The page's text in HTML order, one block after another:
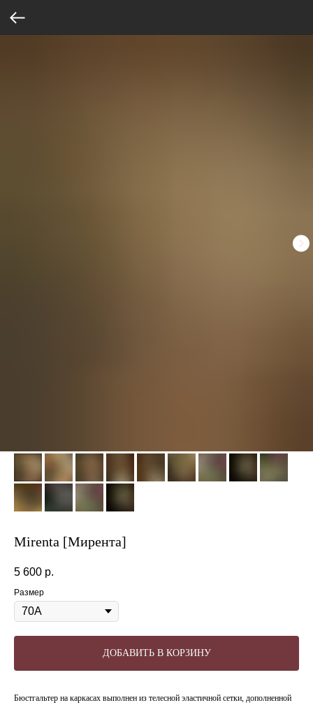
Mirenta [Мирента]
5 600 р.
Размер
ДОБАВИТЬ В КОРЗИНУ
Бюстгальтер на каркасах выполнен из телесной эластичной сетки, дополненной